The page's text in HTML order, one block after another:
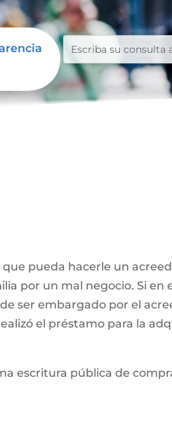
pueda hacerle un
por un mal negocio. Si en
ser embargado por el
el préstamo para la
escritura pública de